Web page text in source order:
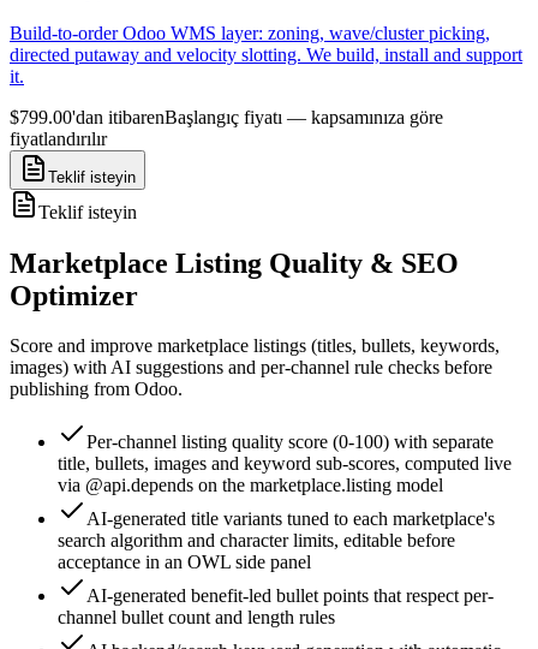
Build-to-order Odoo WMS layer: zoning, wave/cluster picking,
directed putaway and velocity slotting. We build, install and support
it.
$799.00'dan itibarenBaşlangıç fiyatı — kapsamınıza göre
fiyatlandırılır
Teklif isteyin
Teklif isteyin
Marketplace Listing Quality & SEO
Optimizer
Score and improve marketplace listings (titles, bullets, keywords,
images) with AI suggestions and per-channel rule checks before
publishing from Odoo.
Per-channel listing quality score (0-100) with separate
title, bullets, images and keyword sub-scores, computed live
via @api.depends on the marketplace.listing model
AI-generated title variants tuned to each marketplace's
search algorithm and character limits, editable before
acceptance in an OWL side panel
AI-generated benefit-led bullet points that respect per-
channel bullet count and length rules